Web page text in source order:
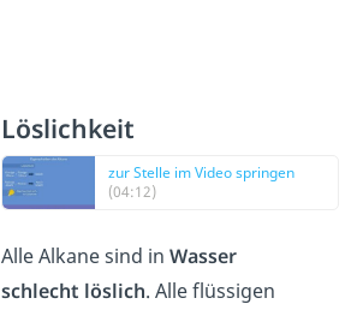
Löslichkeit
zur Stelle im Video springen
(04:12)
Alle Alkane sind inWasser
schlecht löslich. Alle flüssigen